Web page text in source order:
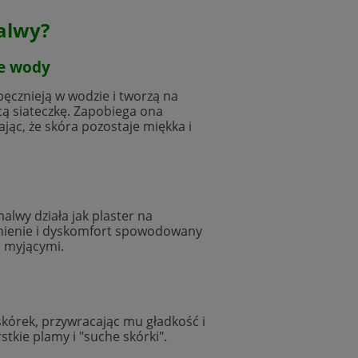
wody
w wodzie i tworzą na
siateczkę. Zapobiega ona
że skóra pozostaje miękka i
działa jak plaster na
i dyskomfort spowodowany
przywracając mu gładkość i
plamy i "suche skórki".